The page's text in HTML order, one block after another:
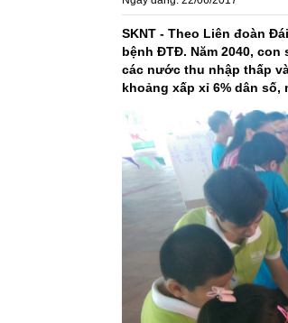
SKNT - Theo Liên đoàn
bệnh ĐTĐ. Năm 2040,
các nước thu nhập thấp
khoảng xấp xỉ 6% dân